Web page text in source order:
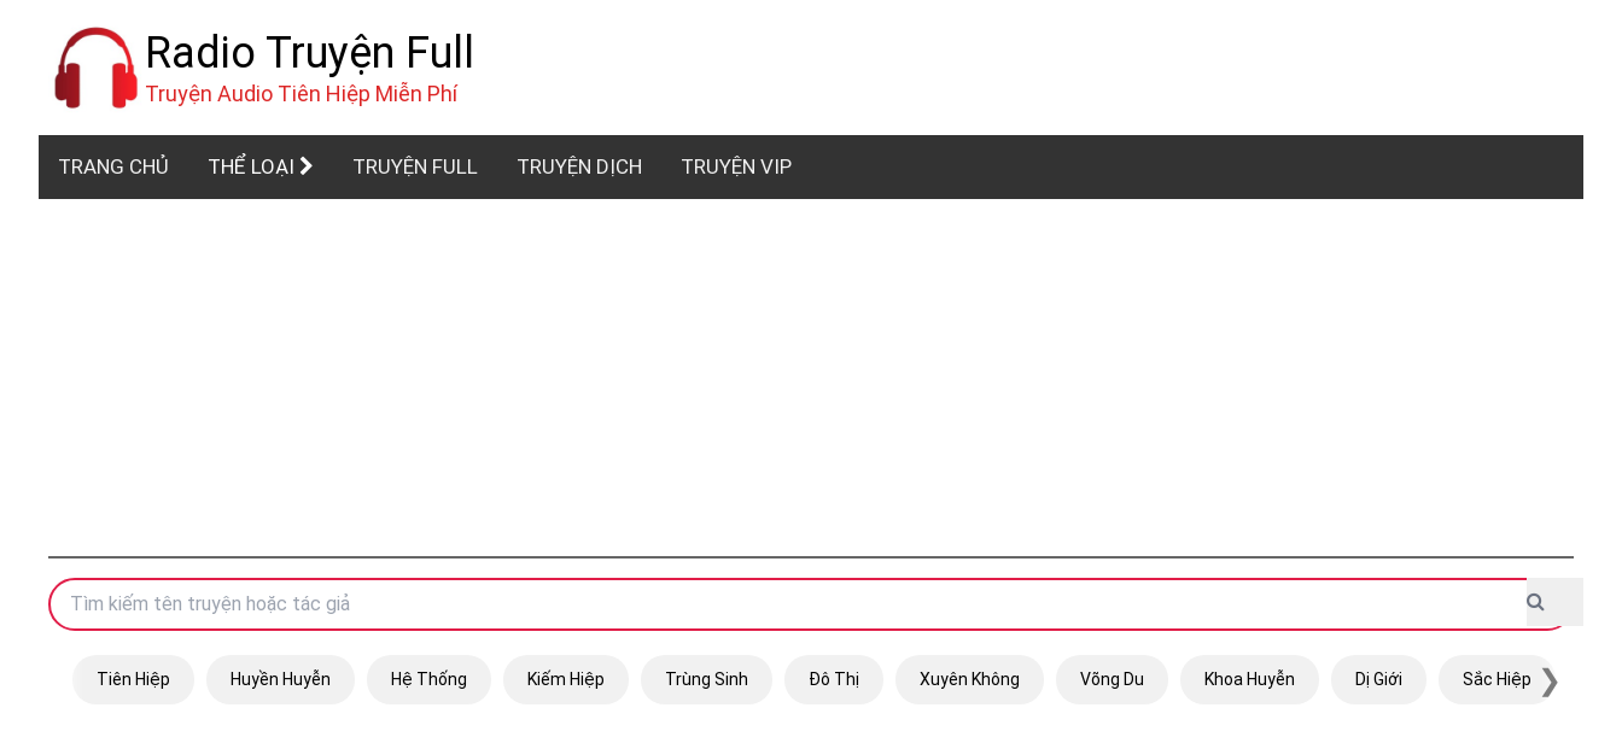
Radio Truyện Full
Truyện Audio Tiên Hiệp Miễn Phí
TRANG CHỦ THỂ LOẠI TRUYỆN FULL TRUYỆN DỊCH TRUYỆN VIP
Tiên Hiệp Huyền Huyễn Hệ Thống Kiếm Hiệp Trùng Sinh Đô Thị Xuyên Không Võng Du Khoa Huyễn Dị Giới Sắc Hiệp ❯